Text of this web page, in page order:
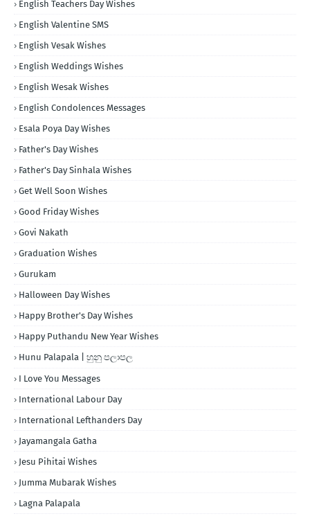
English Teachers Day Wishes
English Valentine SMS
English Vesak Wishes
English Weddings Wishes
English Wesak Wishes
English Condolences Messages
Esala Poya Day Wishes
Father's Day Wishes
Father's Day Sinhala Wishes
Get Well Soon Wishes
Good Friday Wishes
Govi Nakath
Graduation Wishes
Gurukam
Halloween Day Wishes
Happy Brother's Day Wishes
Happy Puthandu New Year Wishes
Hunu Palapala | හුනු පලාපල
I Love You Messages
International Labour Day
International Lefthanders Day
Jayamangala Gatha
Jesu Pihitai Wishes
Jumma Mubarak Wishes
Lagna Palapala